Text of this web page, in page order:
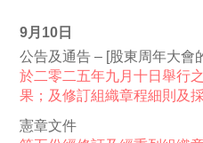
9月10日
公告及通告 – [股東周年大會
於二零二五年九月十日舉行
果；及修訂組織章程細則及
憲章文件